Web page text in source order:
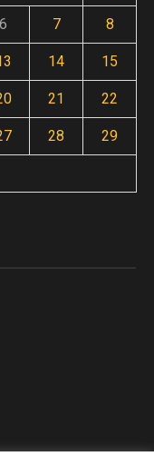
6 7 8
14 15
21 22
28 29